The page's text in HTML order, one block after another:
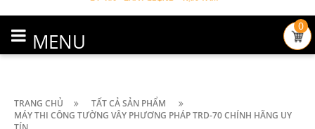
MENU
0
TRANG CHỦ
TẤT CẢ SẢN PHẨM
MÁY THI CÔNG TƯỜNG VÂY PHƯƠNG PHÁP TRD-70 CHÍNH HÃNG UY